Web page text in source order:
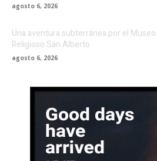
agosto 6, 2026
Una aventura subterránea por el
Religioso San Alberto
agosto 6, 2026